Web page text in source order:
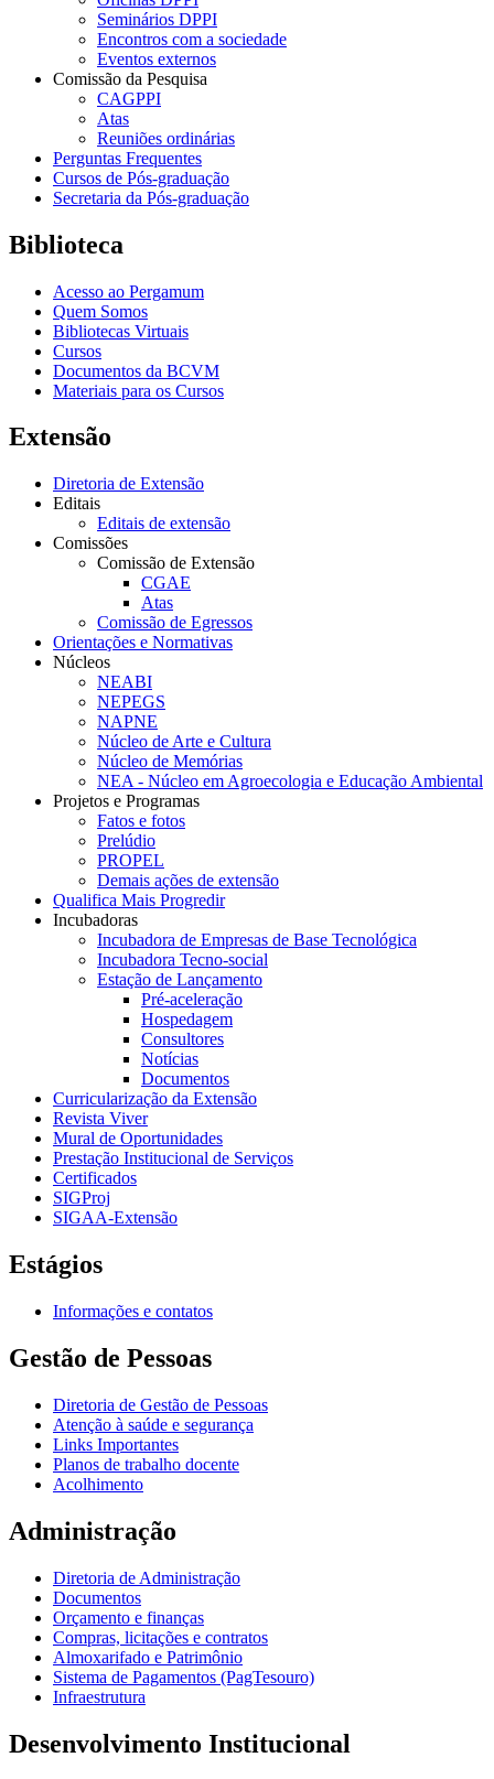
Seminários DPPI
Encontros com a sociedade
Eventos externos
Comissão da Pesquisa
CAGPPI
Atas
Reuniões ordinárias
Perguntas Frequentes
Cursos de Pós-graduação
Secretaria da Pós-graduação
Biblioteca
Acesso ao Pergamum
Quem Somos
Bibliotecas Virtuais
Cursos
Documentos da BCVM
Materiais para os Cursos
Extensão
Diretoria de Extensão
Editais
Editais de extensão
Comissões
Comissão de Extensão
CGAE
Atas
Comissão de Egressos
Orientações e Normativas
Núcleos
NEABI
NEPEGS
NAPNE
Núcleo de Arte e Cultura
Núcleo de Memórias
NEA - Núcleo em Agroecologia e Educação Ambiental
Projetos e Programas
Fatos e fotos
Prelúdio
PROPEL
Demais ações de extensão
Qualifica Mais Progredir
Incubadoras
Incubadora de Empresas de Base Tecnológica
Incubadora Tecno-social
Estação de Lançamento
Pré-aceleração
Hospedagem
Consultores
Notícias
Documentos
Curricularização da Extensão
Revista Viver
Mural de Oportunidades
Prestação Institucional de Serviços
Certificados
SIGProj
SIGAA-Extensão
Estágios
Informações e contatos
Gestão de Pessoas
Diretoria de Gestão de Pessoas
Atenção à saúde e segurança
Links Importantes
Planos de trabalho docente
Acolhimento
Administração
Diretoria de Administração
Documentos
Orçamento e finanças
Compras, licitações e contratos
Almoxarifado e Patrimônio
Sistema de Pagamentos (PagTesouro)
Infraestrutura
Desenvolvimento Institucional